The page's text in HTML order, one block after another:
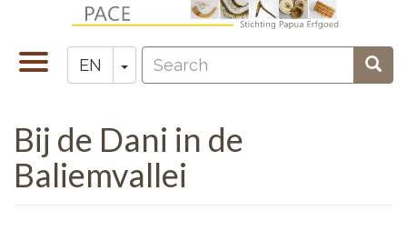
mainToggle
navigation
EN Toggle Dropdown
Zoeken
Search
Bij de Dani in de
Baliemvallei